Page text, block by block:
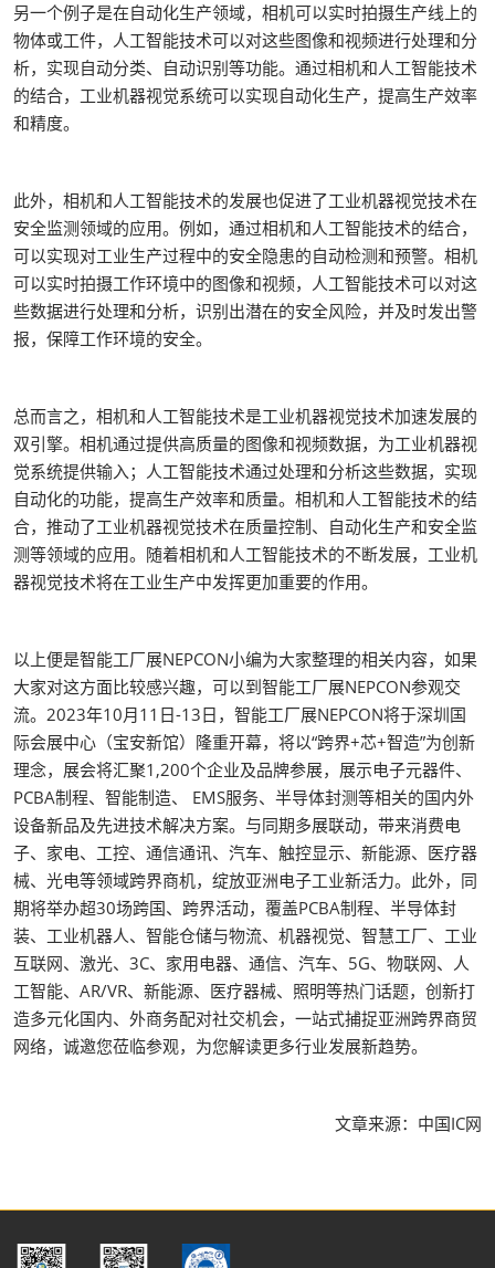
另一个例子是在自动化生产领域，相机可以实时拍摄生产线上的
物体或工件，人工智能技术可以对这些图像和视频进行处理和分
析，实现自动分类、自动识别等功能。通过相机和人工智能技术
的结合，工业机器视觉系统可以实现自动化生产，提高生产效率
和精度。
此外，相机和人工智能技术的发展也促进了工业机器视觉技术在
安全监测领域的应用。例如，通过相机和人工智能技术的结合，
可以实现对工业生产过程中的安全隐患的自动检测和预警。相机
可以实时拍摄工作环境中的图像和视频，人工智能技术可以对这
些数据进行处理和分析，识别出潜在的安全风险，并及时发出警
报，保障工作环境的安全。
总而言之，相机和人工智能技术是工业机器视觉技术加速发展的
双引擎。相机通过提供高质量的图像和视频数据，为工业机器视
觉系统提供输入；人工智能技术通过处理和分析这些数据，实现
自动化的功能，提高生产效率和质量。相机和人工智能技术的结
合，推动了工业机器视觉技术在质量控制、自动化生产和安全监
测等领域的应用。随着相机和人工智能技术的不断发展，工业机
器视觉技术将在工业生产中发挥更加重要的作用。
以上便是智能工厂展NEPCON小编为大家整理的相关内容，如果
大家对这方面比较感兴趣，可以到智能工厂展NEPCON参观交
流。2023年10月11日-13日，智能工厂展NEPCON将于深圳国
际会展中心（宝安新馆）隆重开幕，将以“跨界+芯+智造”为创新
理念，展会将汇聚1,200个企业及品牌参展，展示电子元器件、
PCBA制程、智能制造、 EMS服务、半导体封测等相关的国内外
设备新品及先进技术解决方案。与同期多展联动，带来消费电
子、家电、工控、通信通讯、汽车、触控显示、新能源、医疗器
械、光电等领域跨界商机，绽放亚洲电子工业新活力。此外，同
期将举办超30场跨国、跨界活动，覆盖PCBA制程、半导体封
装、工业机器人、智能仓储与物流、机器视觉、智慧工厂、工业
互联网、激光、3C、家用电器、通信、汽车、5G、物联网、人
工智能、AR/VR、新能源、医疗器械、照明等热门话题，创新打
造多元化国内、外商务配对社交机会，一站式捕捉亚洲跨界商贸
网络，诚邀您莅临参观，为您解读更多行业发展新趋势。
文章来源：中国IC网